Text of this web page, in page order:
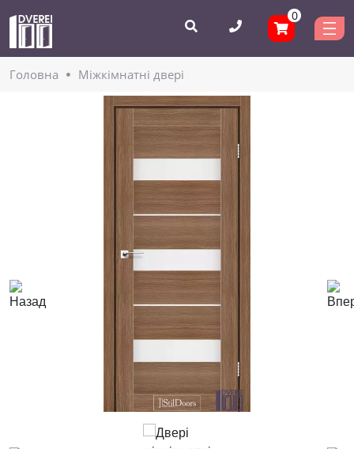
0
Головнa Міжкімнатні двері